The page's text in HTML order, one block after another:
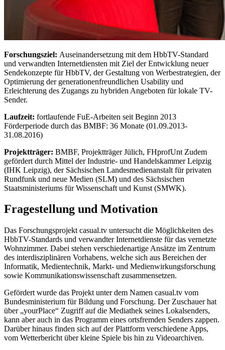
Forschungsziel: Auseinandersetzung mit dem HbbTV-Standard
und verwandten Internetdiensten mit Ziel der Entwicklung neuer
Sendekonzepte für HbbTV, der Gestaltung von Werbestrategien, der
Optimierung der generationenfreundlichen Usability und
Erleichterung des Zugangs zu hybriden Angeboten für lokale TV-
Sender.
Laufzeit: fortlaufende FuE-Arbeiten seit Beginn 2013
Förderperiode durch das BMBF: 36 Monate (01.09.2013-
31.08.2016)
Projektträger: BMBF, Projektträger Jülich, FHprofUnt Zudem
gefördert durch Mittel der Industrie- und Handelskammer Leipzig
(IHK Leipzig), der Sächsischen Landesmedienanstalt für privaten
Rundfunk und neue Medien (SLM) und des Sächsischen
Staatsministeriums für Wissenschaft und Kunst (SMWK).
Fragestellung und Motivation
Das Forschungsprojekt casual.tv untersucht die Möglichkeiten des
HbbTV-Standards und verwandter Internetdienste für das vernetzte
Wohnzimmer. Dabei stehen verschiedenartige Ansätze im Zentrum
des interdisziplinären Vorhabens, welche sich aus Bereichen der
Informatik, Medientechnik, Markt- und Medienwirkungsforschung
sowie Kommunikationswissenschaft zusammensetzen.
Gefördert wurde das Projekt unter dem Namen casual.tv vom
Bundesministerium für Bildung und Forschung. Der Zuschauer hat
über „yourPlace“ Zugriff auf die Mediathek seines Lokalsenders,
kann aber auch in das Programm eines ortsfremden Senders zappen.
Darüber hinaus finden sich auf der Plattform verschiedene Apps,
vom Wetterbericht über kleine Spiele bis hin zu Videoarchiven.